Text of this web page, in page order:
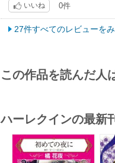
いいね 0件
27件すべてのレビューを
この作品を読んだ人
ハーレクインの最新